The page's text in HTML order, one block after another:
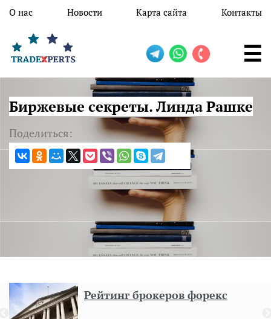
Перейти к основному содержанию
О нас Новости Карта сайта Контакты
Биржевые секреты. Линда Рашке
Поделиться:
Рейтинг брокеров форекс